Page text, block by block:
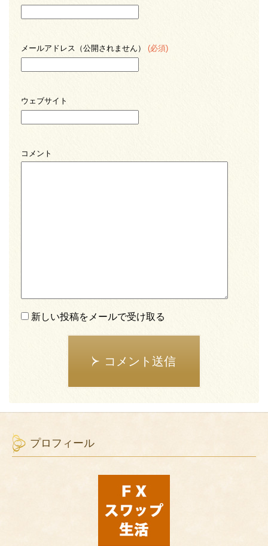
メールアドレス（公開されません） (必須)
ウェブサイト
コメント
新しい投稿をメールで受け取る
コメント送信
プロフィール